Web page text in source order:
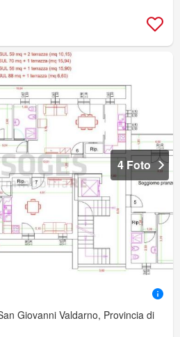
4 Foto
Giovanni Valdarno, Provincia di